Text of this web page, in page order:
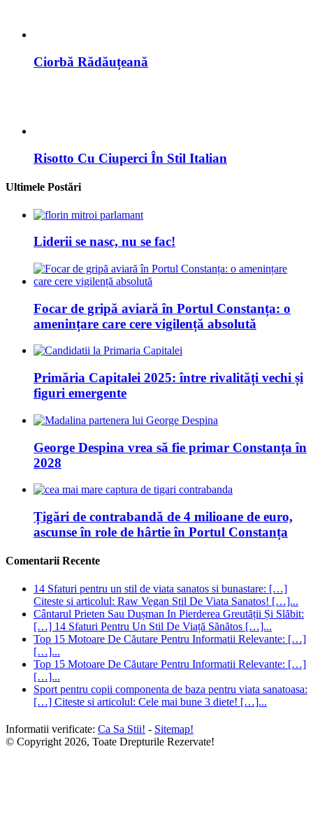
Ciorbă Rădăuțeană
Risotto Cu Ciuperci În Stil Italian
Ultimele Postări
Liderii se nasc, nu se fac!
Focar de gripă aviară în Portul Constanța: o
amenințare care cere vigilență absolută
Primăria Capitalei 2025: între rivalități vechi și
figuri emergente
George Despina vrea să fie primar Constanța în
2028
Țigări de contrabandă de 4 milioane de euro,
ascunse în role de hârtie în Portul Constanța
Comentarii Recente
14 Sfaturi pentru un stil de viata sanatos si bunastare: […]
Citeste si articolul: Raw Vegan Stil De Viata Sanatos! […]...
Cântarul Prieten Sau Dușman In Pierderea Greutății Și Slăbit:
[…] 14 Sfaturi Pentru Un Stil De Viață Sănătos […]...
Top 15 Motoare De Căutare Pentru Informatii Relevante: […]
[…]...
Top 15 Motoare De Căutare Pentru Informatii Relevante: […]
[…]...
Sport pentru copii componenta de baza pentru viata sanatoasa:
[…] Citeste si articolul: Cele mai bune 3 diete! […]...
Informatii verificate: Ca Sa Stii! - Sitemap!
© Copyright 2026, Toate Drepturile Rezervate!